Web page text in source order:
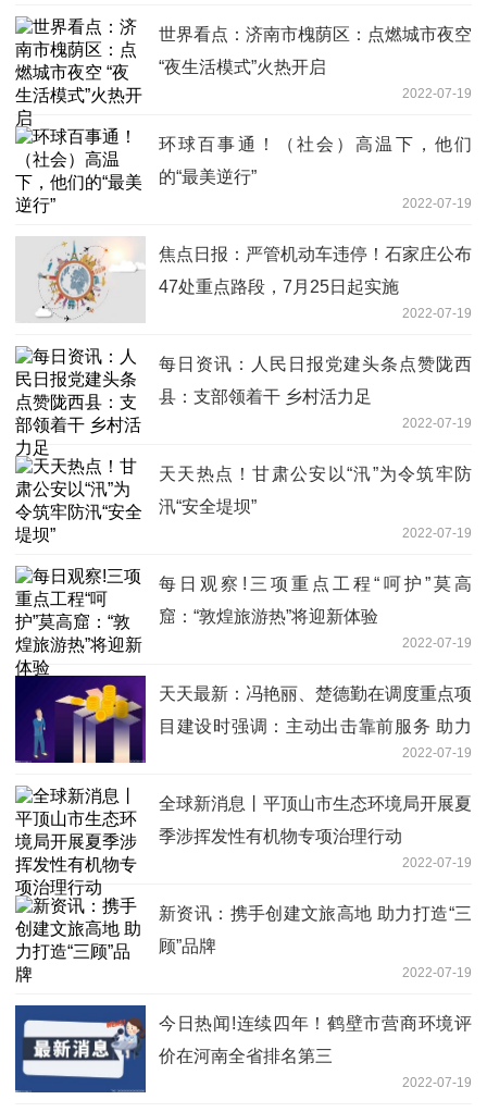
世界看点：济南市槐荫区：点燃城市夜空
“夜生活模式”火热开启
2022-07-19
环球百事通！（社会）高温下，他们
的“最美逆行”
2022-07-19
焦点日报：严管机动车违停！石家庄公布
47处重点路段，7月25日起实施
2022-07-19
每日资讯：人民日报党建头条点赞陇西
县：支部领着干 乡村活力足
2022-07-19
天天热点！甘肃公安以“汛”为令筑牢防
汛“安全堤坝”
2022-07-19
每日观察!三项重点工程“呵护”莫高
窟：“敦煌旅游热”将迎新体验
2022-07-19
天天最新：冯艳丽、楚德勤在调度重点项
目建设时强调：主动出击靠前服务 助力
2022-07-19
全球新消息丨平顶山市生态环境局开展夏
季涉挥发性有机物专项治理行动
2022-07-19
新资讯：携手创建文旅高地 助力打造“三
顾”品牌
2022-07-19
今日热闻!连续四年！鹤壁市营商环境评
价在河南全省排名第三
2022-07-19